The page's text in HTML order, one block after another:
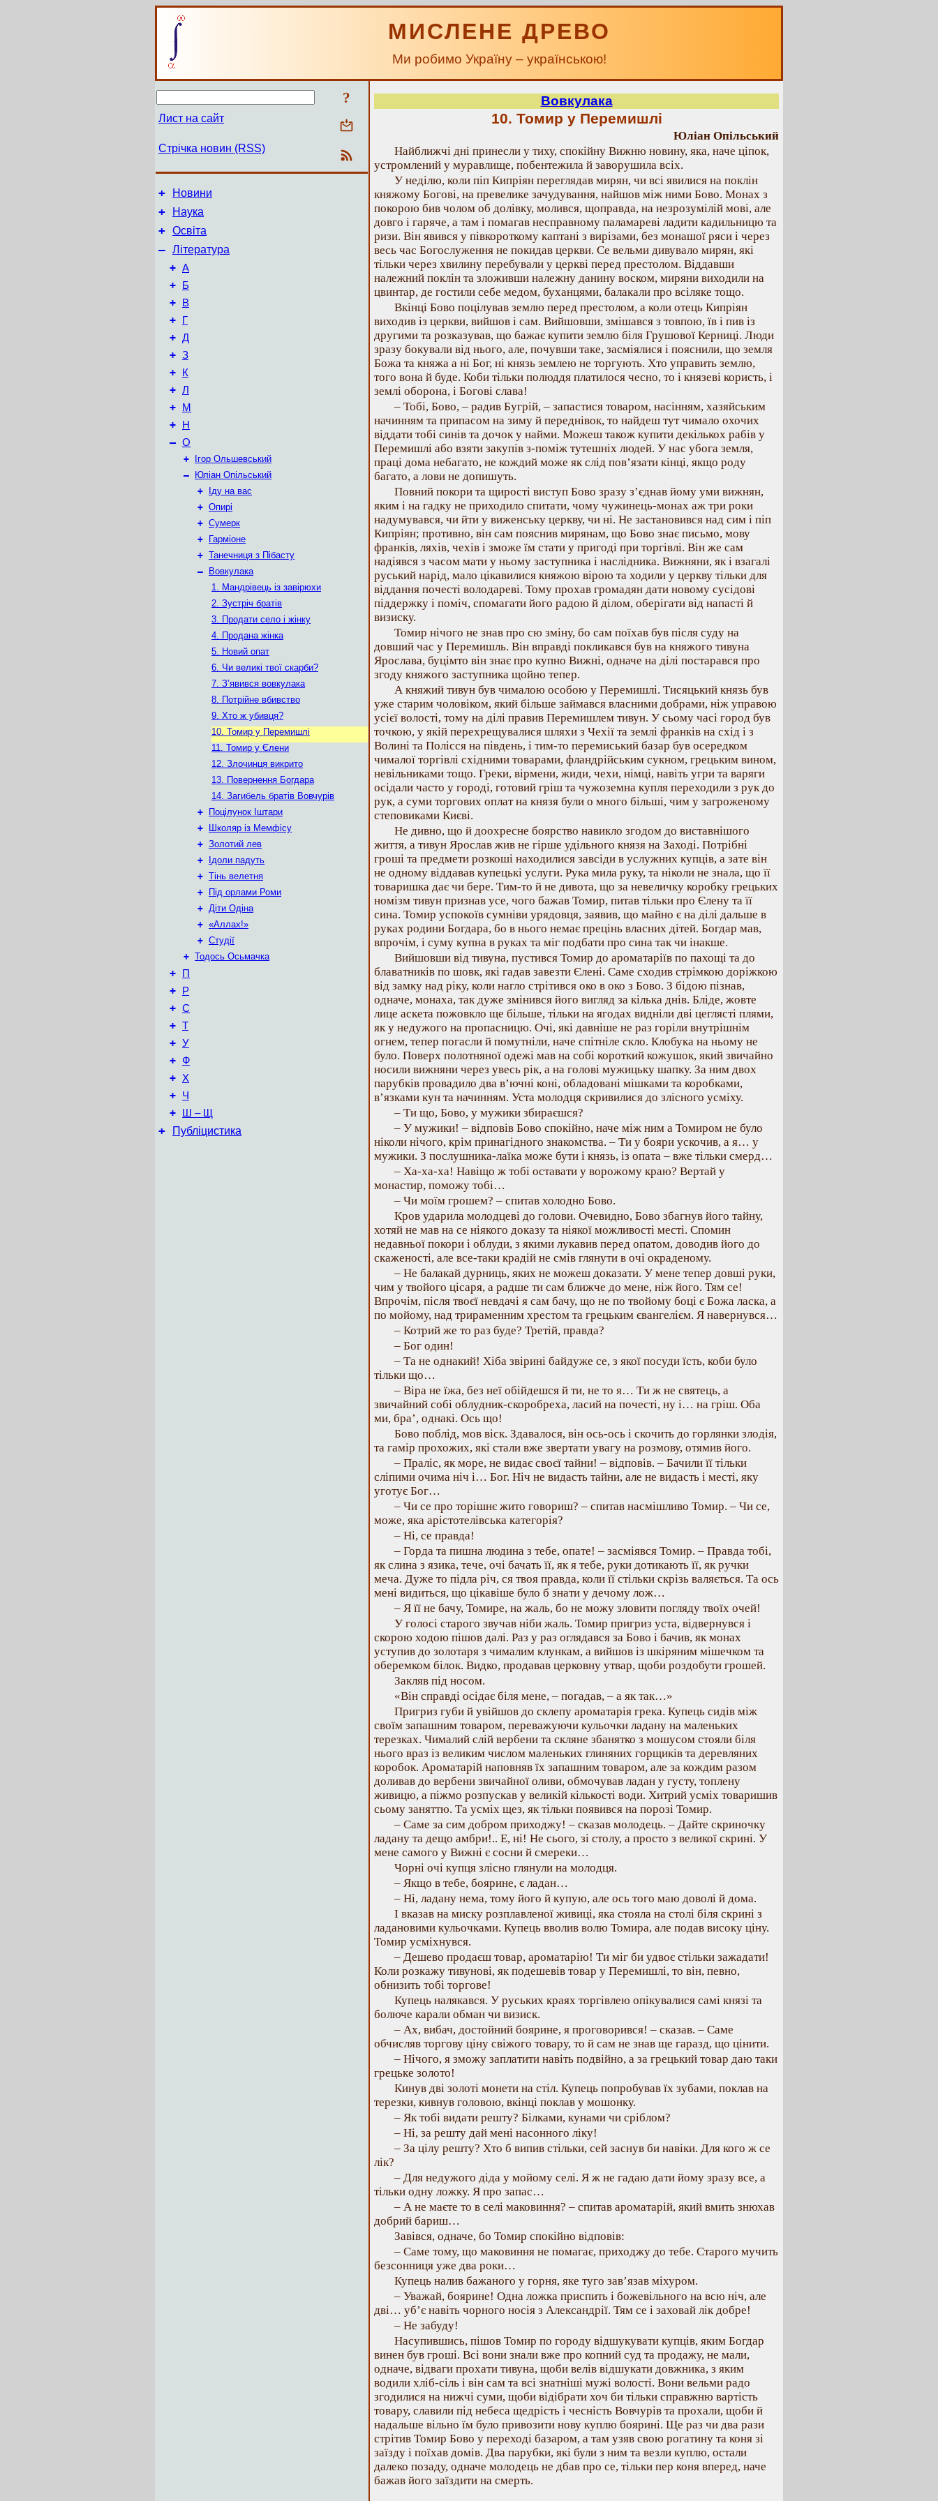
МИСЛЕНЕ ДРЕВО
Ми робимо Україну – українською!
?
Лист на сайт
Стрічка новин (RSS)
+ Новини
+ Наука
+ Освіта
– Література
+ А
+ Б
+ В
+ Г
+ Д
+ З
+ К
+ Л
+ М
+ Н
– О
+
Ігор Ольшевський
–
Юліан Опільський
+
Іду на вас
+ Опирі
+ Сумерк
+
Гарміоне
+ Танечниця з Пібасту
–
Вовкулака
1. Мандрівець із завірюхи
2. Зустріч братів
3. Продати село і жінку
4. Продана жінка
5. Новий опат
6. Чи великі твої скарби?
7. З’явився вовкулака
8. Потрійне вбивство
9. Хто ж убивця?
10. Томир у Перемишлі
11. Томир у Єлени
12. Злочинця викрито
13. Повернення Богдара
14. Загибель братів Вовчурів
+
Поцілунок Іштари
+
Школяр із Мемфісу
+ Золотий лев
+
Ідоли падуть
+ Тінь велетня
+
Під орлами Роми
+ Діти Одіна
+ «Аллах!»
+ Студії
+ Тодось Осьмачка
+ П
+ Р
+ С
+ Т
+ У
+ Ф
+ Х
+ Ч
+ Ш – Щ
+ Публіцистика
Вовкулака
10. Томир у Перемишлі
Юліан Опільський
Найближчі дні принесли у тиху, спокійну Вижню новину, яка, наче ціпок,
устромлений у муравлище, побентежила й заворушила всіх.
У неділю, коли піп Кипріян переглядав мирян, чи всі явилися на поклін
княжому Богові, на превелике зачудування, найшов між ними Бово. Монах з
покорою бив чолом об долівку, молився, щоправда, на незрозумілій мові, але
довго і гаряче, а там і помагав несправному паламареві ладити кадильницю та
ризи. Він явився у півкороткому каптані з вирізами, без монашої ряси і через
весь час Богослуження не покидав церкви. Се вельми дивувало мирян, які
тільки через хвилину перебували у церкві перед престолом. Віддавши
належний поклін та зложивши належну данину воском, миряни виходили на
цвинтар, де гостили себе медом, буханцями, балакали про всіляке тощо.
Вкінці Бово поцілував землю перед престолом, а коли отець Кипріян
виходив із церкви, вийшов і сам. Вийшовши, змішався з товпою, їв і пив із
другими та розказував, що бажає купити землю біля Грушової Керниці. Люди
зразу бокували від нього, але, почувши таке, засміялися і пояснили, що земля
Божа та княжа а ні Бог, ні князь землею не торгують. Хто управить землю,
того вона й буде. Коби тільки полюддя платилося чесно, то і князеві користь, і
землі оборона, і Богові слава!
– Тобі, Бово, – радив Бугрій, – запастися товаром, насінням, хазяйським
начинням та припасом на зиму й переднівок, то найдеш тут чимало охочих
віддати тобі синів та дочок у найми. Можеш також купити декількох рабів у
Перемишлі або взяти закупів з-поміж тутешніх людей. У нас убога земля,
праці дома небагато, не кождий може як слід пов’язати кінці, якщо роду
багато, а лови не допишуть.
Повний покори та щирості виступ Бово зразу з’єднав йому уми вижнян,
яким і на гадку не приходило спитати, чому чужинець-монах аж три роки
надумувався, чи йти у виженську церкву, чи ні. Не застановився над сим і піп
Кипріян; противно, він сам пояснив мирянам, що Бово знає письмо, мову
франків, ляхів, чехів і зможе їм стати у пригоді при торгівлі. Він же сам
надіявся з часом мати у ньому заступника і наслідника. Вижняни, як і взагалі
руський нарід, мало цікавилися княжою вірою та ходили у церкву тільки для
віддання почесті володареві. Тому прохав громадян дати новому сусідові
піддержку і поміч, спомагати його радою й ділом, оберігати від напасті й
визиску.
Томир нічого не знав про сю зміну, бо сам поїхав був після суду на
довший час у Перемишль. Він вправді покликався був на княжого тивуна
Ярослава, буцімто він знає про купно Вижні, одначе на ділі постарався про
згоду княжого заступника щойно тепер.
А княжий тивун був чималою особою у Перемишлі. Тисяцький князь був
уже старим чоловіком, який більше займався власними добрами, ніж управою
усієї волості, тому на ділі правив Перемишлем тивун. У сьому часі город був
точкою, у якій перехрещувалися шляхи з Чехії та землі франків на схід і з
Волині та Полісся на південь, і тим-то перемиський базар був осередком
чималої торгівлі східними товарами, фландрійським сукном, грецьким вином,
невільниками тощо. Греки, вірмени, жиди, чехи, німці, навіть угри та варяги
осідали часто у городі, готовий гріш та чужоземна купля переходили з рук до
рук, а суми торгових оплат на князя були о много більші, чим у загроженому
степовиками Києві.
Не дивно, що й доохресне боярство навикло згодом до виставнішого
життя, а тивун Ярослав жив не гірше удільного князя на Заході. Потрібні
гроші та предмети розкоші находилися завсіди в услужних купців, а зате він
не одному віддавав купецькі услуги. Рука мила руку, та ніколи не знала, що її
товаришка дає чи бере. Тим-то й не дивота, що за невеличку коробку грецьких
номізм тивун признав усе, чого бажав Томир, питав тільки про Єлену та її
сина. Томир успокоїв сумніви урядовця, заявив, що майно є на ділі дальше в
руках родини Богдара, бо в нього немає прецінь власних дітей. Богдар мав,
впрочім, і суму купна в руках та міг подбати про сина так чи інакше.
Вийшовши від тивуна, пустився Томир до ароматаріїв по пахощі та до
блаватників по шовк, які гадав завезти Єлені. Саме сходив стрімкою доріжкою
від замку над ріку, коли нагло стрітився око в око з Бово. З бідою пізнав,
одначе, монаха, так дуже змінився його вигляд за кілька днів. Бліде, жовте
лице аскета пожовкло ще більше, тільки на ягодах видніли дві цеглясті плями,
як у недужого на пропасницю. Очі, які давніше не раз горіли внутрішнім
огнем, тепер погасли й помутніли, наче спітніле скло. Клобука на ньому не
було. Поверх полотняної одежі мав на собі короткий кожушок, який звичайно
носили вижняни через увесь рік, а на голові мужицьку шапку. За ним двох
парубків провадило два в’ючні коні, обладовані мішками та коробками,
в’язками кун та начинням. Уста молодця скривилися до злісного усміху.
– Ти що, Бово, у мужики збираєшся?
– У мужики! – відповів Бово спокійно, наче між ним а Томиром не було
ніколи нічого, крім принагідного знакомства. – Ти у бояри ускочив, а я… у
мужики. З послушника-лаїка може бути і князь, із опата – вже тільки смерд…
– Ха-ха-ха! Навіщо ж тобі оставати у ворожому краю? Вертай у
монастир, поможу тобі…
– Чи моїм грошем? – спитав холодно Бово.
Кров ударила молодцеві до голови. Очевидно, Бово збагнув його тайну,
хотяй не мав на се ніякого доказу та ніякої можливості месті. Спомин
недавньої покори і облуди, з якими лукавив перед опатом, доводив його до
скаженості, але все-таки крадій не смів глянути в очі окраденому.
– Не балакай дурниць, яких не можеш доказати. У мене тепер довші руки,
чим у твойого цісаря, а радше ти сам ближче до мене, ніж його. Тям се!
Впрочім, після твоєї невдачі я сам бачу, що не по твойому боці є Божа ласка, а
по мойому, над трираменним хрестом та грецьким євангелієм. Я навернувся…
– Котрий же то раз буде? Третій, правда?
– Бог один!
– Та не однакий! Хіба звірині байдуже се, з якої посуди їсть, коби було
тільки що…
– Віра не їжа, без неї обійдешся й ти, не то я… Ти ж не святець, а
звичайний собі облудник-скоробреха, ласий на почесті, ну і… на гріш. Оба
ми, бра’, однакі. Ось що!
Бово поблід, мов віск. Здавалося, він ось-ось і скочить до горлянки злодія,
та гамір прохожих, які стали вже звертати увагу на розмову, отямив його.
– Праліс, як море, не видає своєї тайни! – відповів. – Бачили її тільки
сліпими очима ніч і… Бог. Ніч не видасть тайни, але не видасть і месті, яку
уготує Бог…
– Чи се про торішнє жито говориш? – спитав насмішливо Томир. – Чи се,
може, яка арістотелівська категорія?
– Ні, се правда!
– Горда та пишна людина з тебе, опате! – засміявся Томир. – Правда тобі,
як слина з язика, тече, очі бачать її, як я тебе, руки дотикають її, як ручки
меча. Дуже то підла річ, ся твоя правда, коли її стільки скрізь валяється. Та ось
мені видиться, що цікавіше було б знати у дечому лож…
– Я її не бачу, Томире, на жаль, бо не можу зловити погляду твоїх очей!
У голосі старого звучав ніби жаль. Томир пригриз уста, відвернувся і
скорою ходою пішов далі. Раз у раз оглядався за Бово і бачив, як монах
уступив до золотаря з чималим клункам, а вийшов із шкіряним мішечком та
оберемком білок. Видко, продавав церковну утвар, щоби роздобути грошей.
Закляв під носом.
«Він справді осідає біля мене, – погадав, – а як так…»
Пригриз губи й увійшов до склепу ароматарія грека. Купець сидів між
своїм запашним товаром, переважуючи кульочки ладану на маленьких
терезках. Чималий слій вербени та скляне збанятко з мошусом стояли біля
нього враз із великим числом маленьких глиняних горщиків та деревляних
коробок. Ароматарій наповняв їх запашним товаром, але за кождим разом
доливав до вербени звичайної оливи, обмочував ладан у густу, топлену
живицю, а піжмо розпускав у великій кількості води. Хитрий усміх товаришив
сьому заняттю. Та усміх щез, як тільки появився на порозі Томир.
– Саме за сим добром приходжу! – сказав молодець. – Дайте скриночку
ладану та дещо амбри!.. Е, ні! Не сього, зі столу, а просто з великої скрині. У
мене самого у Вижні є сосни й смереки…
Чорні очі купця злісно глянули на молодця.
– Якщо в тебе, боярине, є ладан…
– Ні, ладану нема, тому його й купую, але ось того маю доволі й дома.
І вказав на миску розплавленої живиці, яка стояла на столі біля скрині з
ладановими кульочками. Купець вволив волю Томира, але подав високу ціну.
Томир усміхнувся.
– Дешево продаєш товар, ароматарію! Ти міг би удвоє стільки зажадати!
Коли розкажу тивунові, як подешевів товар у Перемишлі, то він, певно,
обнизить тобі торгове!
Купець налякався. У руських краях торгівлею опікувалися самі князі та
болюче карали обман чи визиск.
– Ах, вибач, достойний боярине, я проговорився! – сказав. – Саме
обчисляв торгову ціну свіжого товару, то й сам не знав ще гаразд, що цінити.
– Нічого, я зможу заплатити навіть подвійно, а за грецький товар даю таки
грецьке золото!
Кинув дві золоті монети на стіл. Купець попробував їх зубами, поклав на
терезки, кивнув головою, вкінці поклав у мошонку.
– Як тобі видати решту? Білками, кунами чи сріблом?
– Ні, за решту дай мені насонного ліку!
– За цілу решту? Хто б випив стільки, сей заснув би навіки. Для кого ж се
лік?
– Для недужого діда у мойому селі. Я ж не гадаю дати йому зразу все, а
тільки одну ложку. Я про запас…
– А не маєте то в селі маковиння? – спитав ароматарій, який вмить знюхав
добрий бариш…
Завівся, одначе, бо Томир спокійно відповів:
– Саме тому, що маковиння не помагає, приходжу до тебе. Старого мучить
безсонниця уже два роки…
Купець налив бажаного у горня, яке туго зав’язав міхуром.
– Уважай, боярине! Одна ложка приспить і божевільного на всю ніч, але
дві… уб’є навіть чорного носія з Александрії. Тям се і заховай лік добре!
– Не забуду!
Насупившись, пішов Томир по городу відшукувати купців, яким Богдар
винен був гроші. Всі вони знали вже про копний суд та продажу, не мали,
одначе, відваги прохати тивуна, щоби велів відшукати довжника, з яким
водили хліб-сіль і він сам та всі знатніші мужі волості. Вони вельми радо
згодилися на нижчі суми, щоби відібрати хоч би тільки справжню вартість
товару, славили під небеса щедрість і чесність Вовчурів та прохали, щоби й
надальше вільно їм було привозити нову куплю боярині. Ще раз чи два рази
стрітив Томир Бово у переході базаром, а там узяв свою рогатину та коня зі
заїзду і поїхав домів. Два парубки, які були з ним та везли куплю, остали
далеко позаду, одначе молодець не дбав про се, тільки пер коня вперед, наче
бажав його заїздити на смерть.